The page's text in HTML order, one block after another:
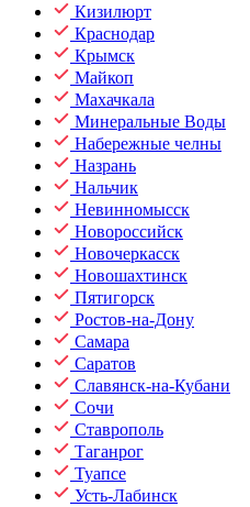
Кизилюрт
Краснодар
Крымск
Майкоп
Махачкала
Минеральные Воды
Набережные челны
Назрань
Нальчик
Невинномысск
Новороссийск
Новочеркасск
Новошахтинск
Пятигорск
Ростов-на-Дону
Самара
Саратов
Славянск-на-Кубани
Сочи
Ставрополь
Таганрог
Туапсе
Усть-Лабинск